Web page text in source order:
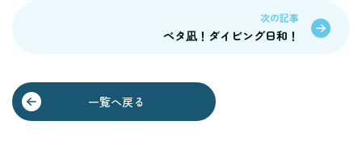
次の記事
ベタ凪！ダイビング日和！
一覧へ戻る